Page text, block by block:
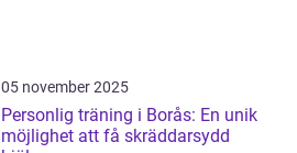
05 november 2025
Personlig träning i Borås: En unik
möjlighet att få skräddarsydd